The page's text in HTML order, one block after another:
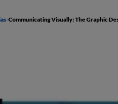
Communicating Visually: The Graphic